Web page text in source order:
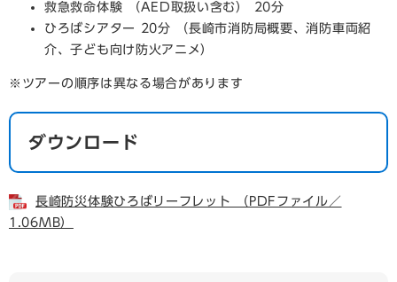
救急救命体験 （AED取扱い含む） 20分
ひろばシアター 20分 （長崎市消防局概要、消防車両紹
介、子ども向け防火アニメ）
※ツアーの順序は異なる場合があります
ダウンロード
長崎防災体験ひろばリーフレット （PDFファイル／
1.06MB）